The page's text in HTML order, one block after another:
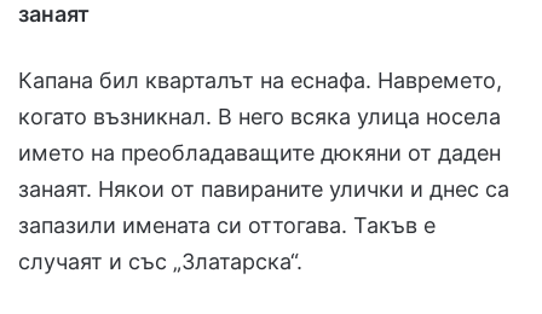
занаят
Капана бил кварталът на еснафа. Навремето,
когато възникнал. В него всяка улица носела
името на преобладаващите дюкяни от даден
занаят. Някои от павираните улички и днес са
запазили имената си оттогава. Такъв е
случаят и със „Златарска“.